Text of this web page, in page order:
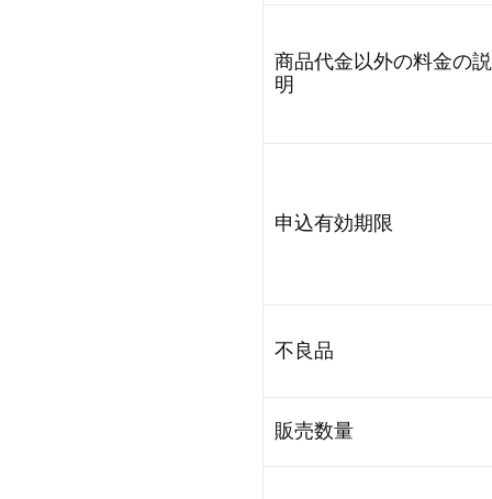
商品代金以外の料金の説
明
申込有効期限
不良品
販売数量